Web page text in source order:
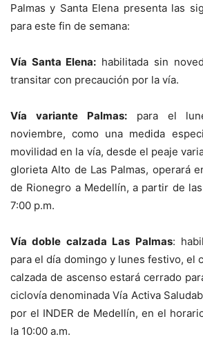
Palmas y Santa Elena presenta las
para este fin de semana:
Vía Santa Elena: habilitada sin
transitar con precaución por la vía.
Vía variante Palmas:para el
noviembre, como una medida
movilidad en la vía, desde el peaje
glorieta Alto de Las Palmas, operará
de Rionegro a Medellín, a partir de
7:00 p.m.
Vía doble calzada Las Palmas:
para el día domingo y lunes festivo, el
calzada de ascenso estará cerrado
ciclovía denominada Vía Activa
por el INDER de Medellín, en el
la 10:00 a.m.